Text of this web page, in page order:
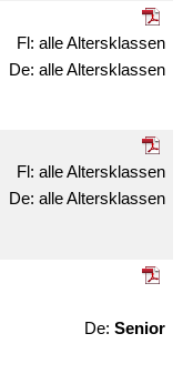
alle Alters­klassen
alle Alters­­klassen
alle Alters­klassen
alle Alters­klassen
Senior